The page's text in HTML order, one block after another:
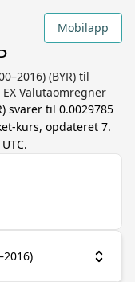
Mobilapp
(BYR) til
Valutaomregner
) svarer til 0.0029785
kurs, opdateret 7.
.